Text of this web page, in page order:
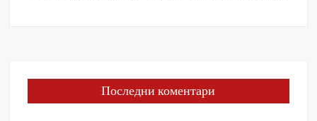
Последни коментари